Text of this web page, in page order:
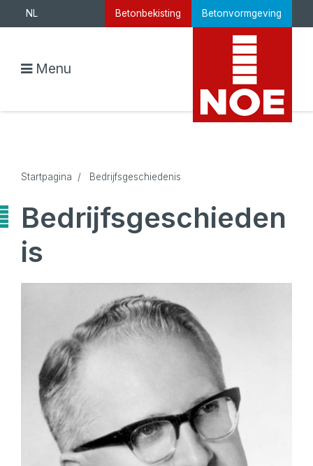
NL Betonbekisting Betonvormgeving
Menu
Startpagina / Bedrijfsgeschiedenis
Bedrijfsgeschieden
is